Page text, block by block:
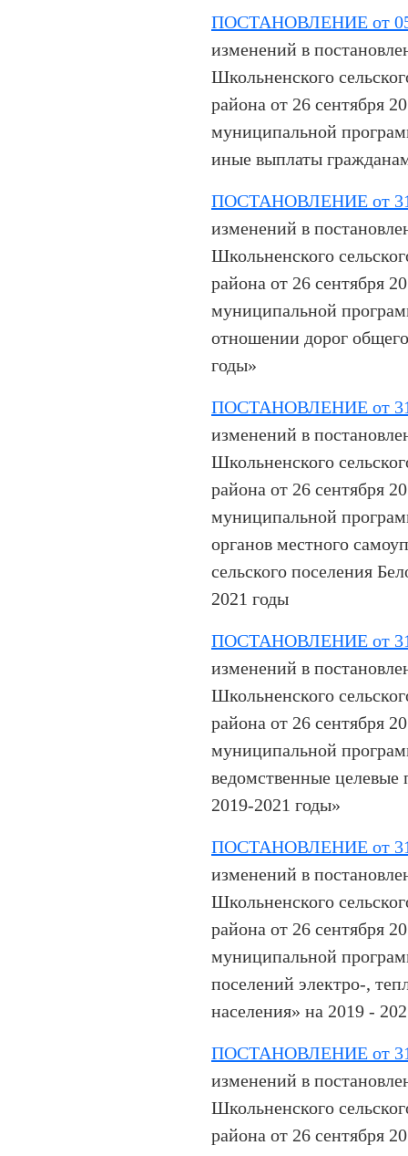
ПОСТАНОВЛЕНИЕ от
изменений в
Школьненского
района от 26 сентября
муниципальной
иные выплаты
ПОСТАНОВЛЕНИЕ от
изменений в
Школьненского
района от 26 сентября
муниципальной
отношении дорог
годы»
ПОСТАНОВЛЕНИЕ от
изменений в
Школьненского
района от 26 сентября
муниципальной
органов местного
сельского поселения
2021 годы
ПОСТАНОВЛЕНИЕ от
изменений в
Школьненского
района от 26 сентября
муниципальной
ведомственные
2019-2021 годы»
ПОСТАНОВЛЕНИЕ от
изменений в
Школьненского
района от 26 сентября
муниципальной
поселений электро-,
населения» на 2019 -
ПОСТАНОВЛЕНИЕ от
изменений в
Школьненского
района от 26 сентября